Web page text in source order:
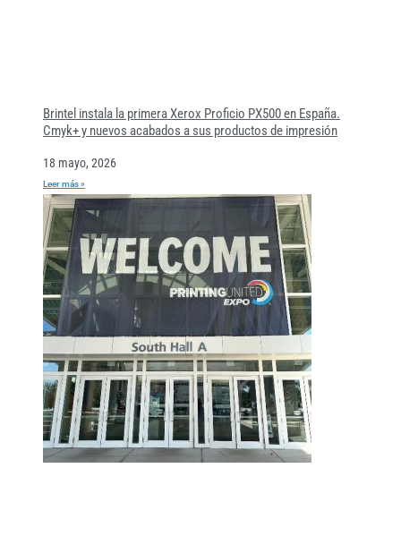
Brintel instala la primera Xerox Proficio PX500 en España.
Cmyk+ y nuevos acabados a sus productos de impresión
18 mayo, 2026
Leer más »